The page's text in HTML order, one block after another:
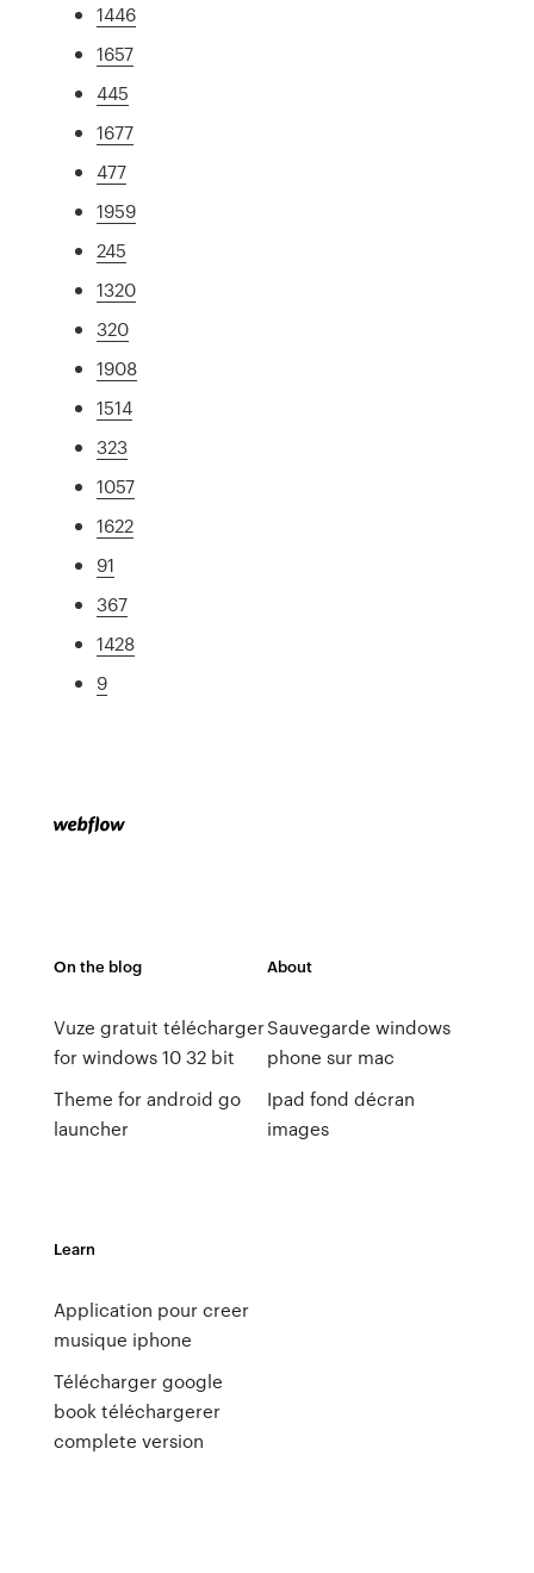
1446
1657
445
1677
477
1959
245
1320
320
1908
1514
323
1057
1622
91
367
1428
9
On the blog
Vuze gratuit télécharger
for windows 10 32 bit
Theme for android go
launcher
About
Sauvegarde windows
phone sur mac
Ipad fond décran
images
Learn
Application pour creer
musique iphone
Télécharger google
book téléchargerer
complete version